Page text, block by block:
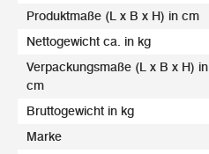
Produktmaße (L x B x H) in cm
Nettogewicht ca. in kg
Verpackungsmaße (L x B x H) in
cm
Bruttogewicht in kg
Marke